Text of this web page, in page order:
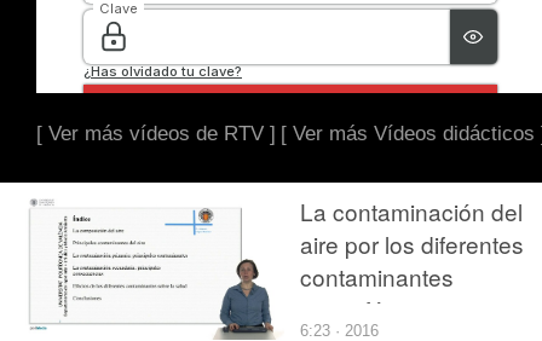
[ Ver más vídeos de RTV ] [ Ver más Vídeos didácticos
La contaminación del
aire por los diferentes
contaminantes
atmosféricos
6:23 · 2016